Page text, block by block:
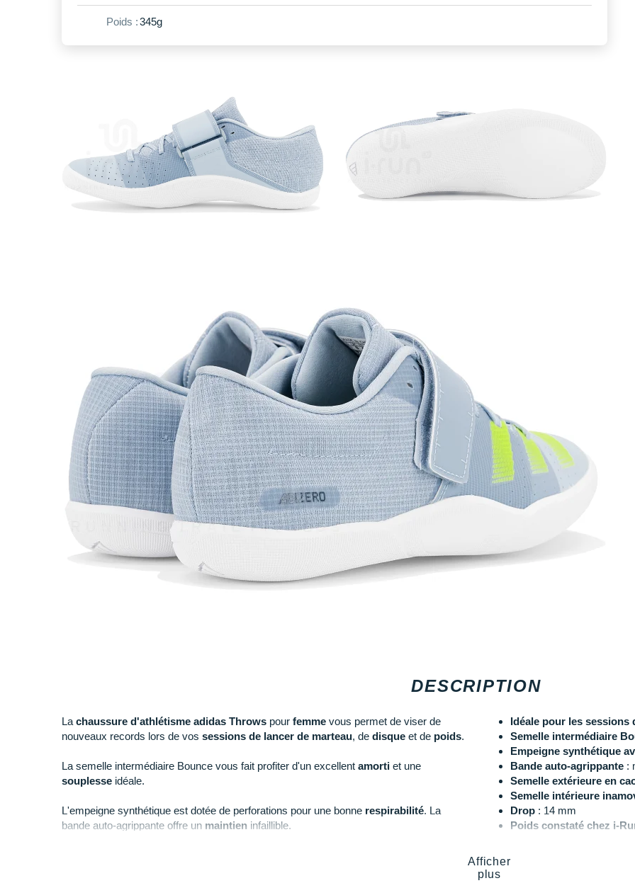
Poids :345g
DESCRIPTION
La chaussure d'athlétisme adidas Throws pour femme vous permet de viser de
nouveaux records lors de vos sessions de lancer de marteau, de disque et de poids.
La semelle intermédiaire Bounce vous fait profiter d'un excellent amorti et une
souplesse idéale.
L'empeigne synthétique est dotée de perforations pour une bonne respirabilité. La
bande auto-agrippante offre un maintien infaillible.
Idéale pour les sessions
Semelle intermédiaire
Empeigne synthétique
Bande auto-agrippante:
Semelle extérieure en
Semelle intérieure
Drop: 14 mm
Poids constaté chez i-
Retrouvez l'ensemble des
choisissez la paire parfaite pour
Afficher
plus